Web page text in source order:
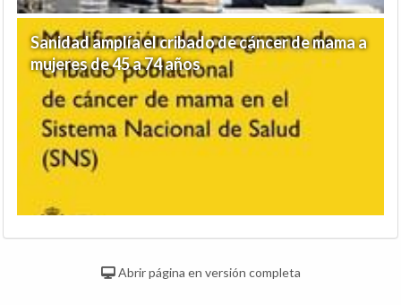
Sanidad amplía el cribado de cáncer de mama a
mujeres de 45 a 74 años
Abrir página en versión completa